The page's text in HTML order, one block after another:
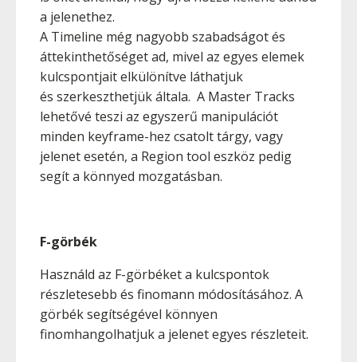
a jelenethez.
A Timeline még nagyobb szabadságot és
áttekinthetőséget ad, mivel az egyes elemek
kulcspontjait elkülönítve láthatjuk
és szerkeszthetjük általa. A Master Tracks
lehetővé teszi az egyszerű manipulációt
minden keyframe-hez csatolt tárgy, vagy
jelenet esetén, a Region tool eszköz pedig
segít a könnyed mozgatásban.
F-görbék
Használd az F-görbéket a kulcspontok
részletesebb és finomann módosításához. A
görbék segítségével könnyen
finomhangolhatjuk a jelenet egyes részleteit.